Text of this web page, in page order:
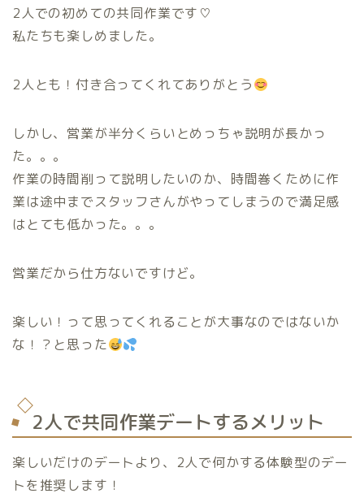
2人での初めての共同作業です♡
私たちも楽しめました。
2人とも！付き合ってくれてありがとう
しかし、営業が半分くらいとめっちゃ説明が長かっ
た。。。
作業の時間削って説明したいのか、時間巻くために作
業は途中までスタッフさんがやってしまうので満足感
はとても低かった。。。
営業だから仕方ないですけど。
楽しい！って思ってくれることが大事なのではないか
な！？と思った
2人で共同作業デートするメリット
楽しいだけのデートより、2人で何かする体験型のデー
トを推奨します！